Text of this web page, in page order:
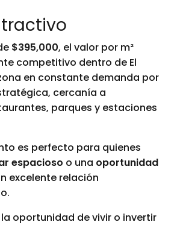
$395,000, el valor por m²
competitivo dentro de El
en constante demanda por
cercanía a
parques y estaciones
es perfecto para quienes
espacioso o una oportunidad
excelente relación
oportunidad de vivir o invertir